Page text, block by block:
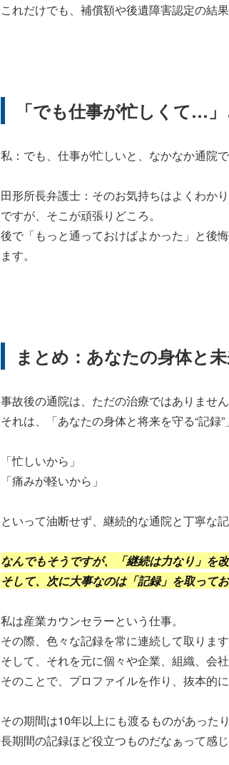
これだけでも、補償額や後遺障害認定の結
「でも仕事が忙しくて…
私：でも、仕事が忙しいと、なかなか通院
田形所長弁護士：そのお気持ちはよくわかり
ですが、そこが頑張りどころ。
後で「もっと通っておけばよかった」と後
ます。
まとめ：あなたの身体と
事故後の通院は、ただの治療ではありません
それは、「あなたの身体と将来を守る“記録”
「忙しいから」
「痛みが軽いから」
といって油断せず、継続的な通院と丁寧な
なんでもそうですが、「継続は力なり」を改
そして、次に大事なのは「記録」を取ってお
私は産業カウンセラーという仕事。
その際、色々な記録を常に連続して取ります
そして、それを元に個々や企業、組織、会
そのことで、プロファイルを作り、抜本的
その期間は10年以上にも渡るものがあったり
長期間の記録ほど役立つものだなぁって感